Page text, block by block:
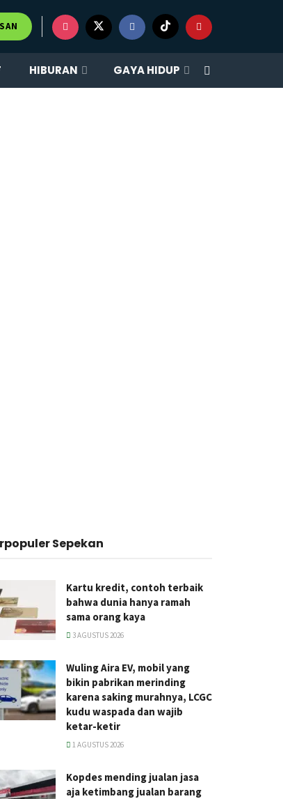
HIBURAN GAYA HIDUP
Sepekan
Kartu kredit, contoh terbaik
bahwa dunia hanya ramah
sama orang kaya
3 AGUSTUS 2026
Wuling Aira EV, mobil yang
bikin pabrikan merinding
karena saking murahnya, LCGC
kudu waspada dan wajib
ketar-ketir
1 AGUSTUS 2026
Kopdes mending jualan jasa
aja ketimbang jualan barang